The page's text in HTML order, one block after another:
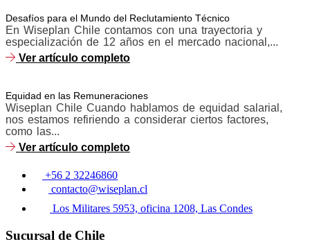
Desafíos para el Mundo del Reclutamiento Técnico
En Wiseplan Chile contamos con una trayectoria y
especialización de 12 años en el mercado nacional,...
Ver artículo completo
Equidad en las Remuneraciones
Wiseplan Chile Cuando hablamos de equidad salarial,
nos estamos refiriendo a considerar ciertos factores,
como las...
Ver artículo completo
+56 2 32246860
contacto@wiseplan.cl
Los Militares 5953, oficina 1208, Las Condes
Sucursal de Chile